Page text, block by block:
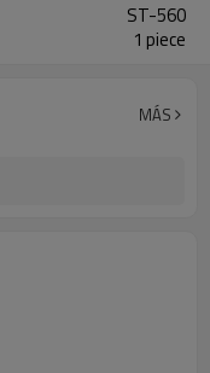
ST-560
1 piece
MÁS